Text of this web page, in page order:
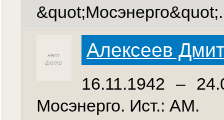
Алексеев
16.11.1942 –
Мосэнерго. Ист.: АМ.